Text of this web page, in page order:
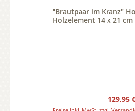
"Brautpaar im Kranz"
Holzelement 14 x 21
129,95 €